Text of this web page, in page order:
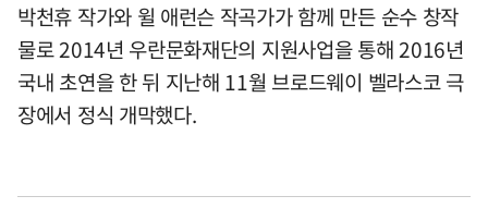
박천휴 작가와 윌 애런슨 작곡가가 함께 만든 순수 창작
물로 2014년 우란문화재단의 지원사업을 통해 2016년
국내 초연을 한 뒤 지난해 11월 브로드웨이 벨라스코 극
장에서 정식 개막했다.